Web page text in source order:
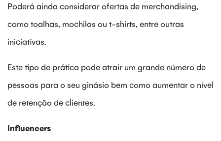
Poderá ainda considerar ofertas de merchandising,
como toalhas, mochilas ou t-shirts, entre outras
iniciativas.
Este tipo de prática pode atrair um grande número de
pessoas para o seu ginásio bem como aumentar o nível
de retenção de clientes.
Influencers